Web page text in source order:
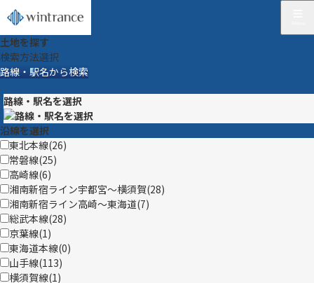
土地を探す
検索方法選択
路線・駅名から検索
路線・駅名を選択
沿線を選択
東北本線(26)
常磐線(25)
高崎線(6)
湘南新宿ライン宇都宮〜横須賀(28)
湘南新宿ライン高崎〜東海道(7)
総武本線(28)
京葉線(1)
東海道本線(0)
山手線(113)
横須賀線(1)